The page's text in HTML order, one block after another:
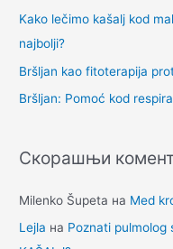
а
з
а
:
Kako lečimo kašalj kod
najbolji?
Bršljan kao fitoterapija
Bršljan: Pomoć kod
Скорашњи
Milenko Šupeta на Med
Lejla на Poznati pulmolog